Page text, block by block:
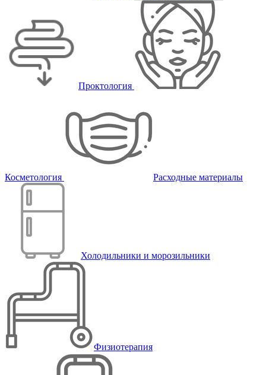
Проктология
Косметология Расходные материалы
Холодильники и морозильники
Физиотерапия